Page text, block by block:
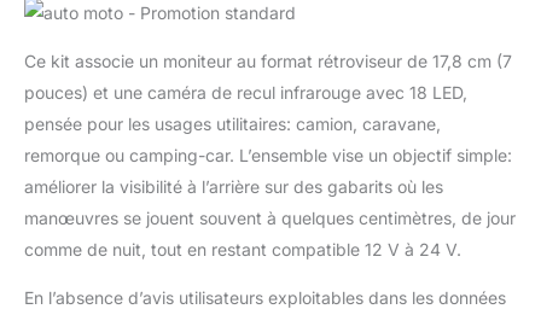
Ce kit associe un moniteur au format rétroviseur de 17,8 cm (7
pouces) et une caméra de recul infrarouge avec 18 LED,
pensée pour les usages utilitaires: camion, caravane,
remorque ou camping-car. L’ensemble vise un objectif simple:
améliorer la visibilité à l’arrière sur des gabarits où les
manœuvres se jouent souvent à quelques centimètres, de jour
comme de nuit, tout en restant compatible 12 V à 24 V.
En l’absence d’avis utilisateurs exploitables dans les données